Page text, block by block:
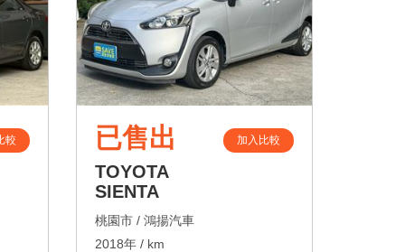
較 已售出 加入比較
TOYOTA
SIENTA
桃園市 / 鴻揚汽車
2018年 / km